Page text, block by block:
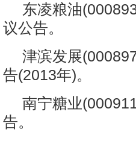
东凌粮油
议公告。
津滨发展
告(2013年)。
南宁糖业
告。